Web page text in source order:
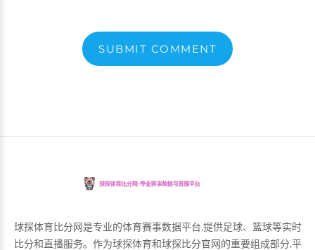
SUBMIT COMMENT
球探体育比分网是专业的体育赛事数据平台,提供足球、篮球等实时
比分和直播服务。作为球探体育和球探比分官网的重要组成部分,平